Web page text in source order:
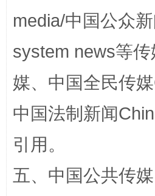
漫山遍野的桃花与雪山、麦地、
media/中国公众
system news等
媒、中国全民传
中国法制新闻
引用。
五、中国公共传